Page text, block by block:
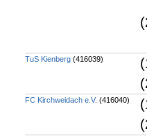
TuS Kienberg (416039)
FC Kirchweidach e.V. (416040)